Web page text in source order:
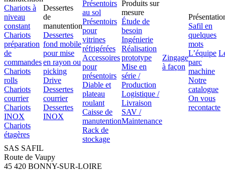
Chariots à
niveau
constant
Chariots
préparation
de
commandes
Chariots
rolls
Chariots
courrier
Chariots
INOX
Chariots
étagères
Dessertes
de
manutention
Dessertes
fond mobile
pour mise
en rayon ou
picking
Drive
Dessertes
courrier
Dessertes
INOX
Présentoirs
au sol
Présentoirs
pour
vitrines
réfrigérées
Accessoires
pour
présentoirs
Diable et
plateau
roulant
Caisse de
manutention
Rack de
stockage
Produits sur
mesure
Étude de
besoin
Ingénierie
Réalisation
prototype
Mise en
série /
Production
Logistique /
Livraison
SAV /
Maintenance
Zingage
à façon
Safil en
quelques
mots
L’équipe
parc
machine
Notre
catalogue
On vous
recontacte
SAS SAFIL
Route de Vaupy
45 420 BONNY-SUR-LOIRE